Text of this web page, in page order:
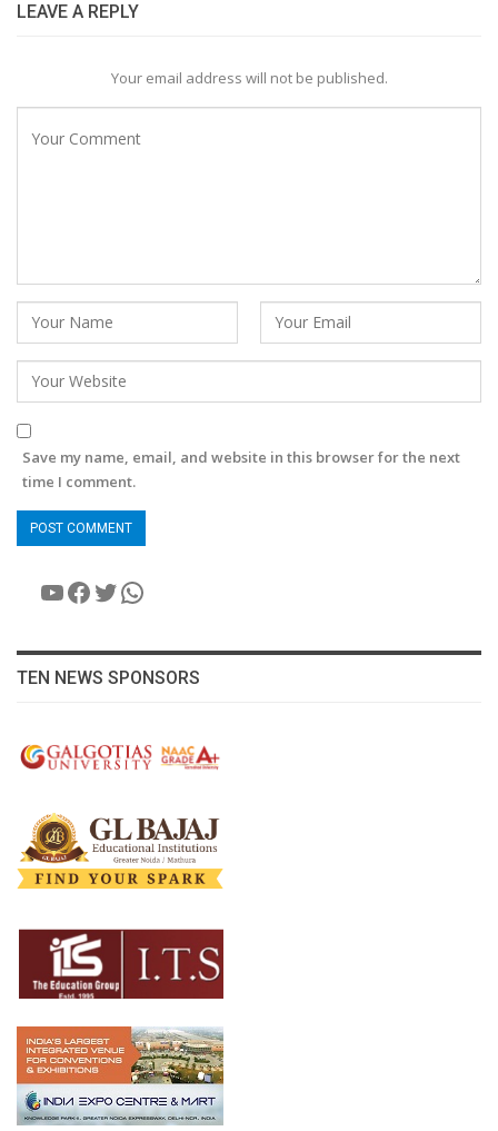
LEAVE A REPLY
Your email address will not be published.
Save my name, email, and website in this browser for the next
time I comment.
YouTube
Facebook
Twitter
WhatsApp
TEN NEWS SPONSORS